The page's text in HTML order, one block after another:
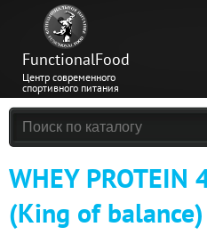
FunctionalFood
Центр современного
спортивного питания
WHEY PROTEIN
(King of balance)